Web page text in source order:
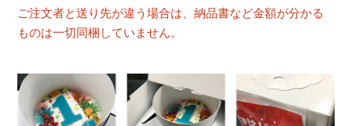
ご注文者と送り先が違う場合は、納品書など金額が分かる
ものは一切同梱していません。